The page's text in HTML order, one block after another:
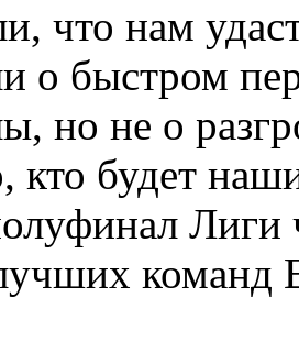
что нам
о быстром
но не о
кто будет
команд